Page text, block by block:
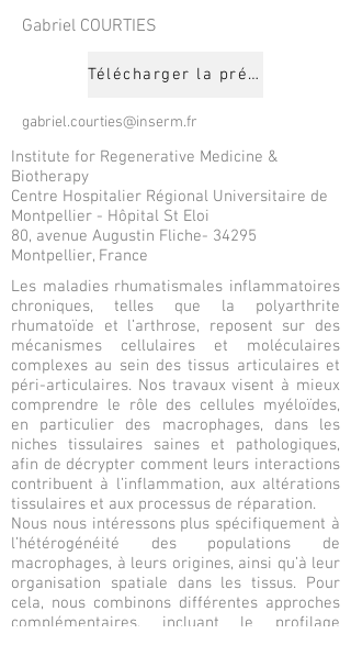
Gabriel COURTIES
Télécharger la présentation
gabriel.courties@inserm.fr
Institute for Regenerative Medicine &
Biotherapy
Centre Hospitalier Régional Universitaire de
Montpellier - Hôpital St Eloi
80, avenue Augustin Fliche- 34295
Montpellier, France
Les maladies rhumatismales inflammatoires
chroniques, telles que la polyarthrite
rhumatoïde et l’arthrose, reposent sur des
mécanismes cellulaires et moléculaires
complexes au sein des tissus articulaires et
péri-articulaires. Nos travaux visent à mieux
comprendre le rôle des cellules myéloïdes,
en particulier des macrophages, dans les
niches tissulaires saines et pathologiques,
afin de décrypter comment leurs interactions
contribuent à l’inflammation, aux altérations
tissulaires et aux processus de réparation.
Nous nous intéressons plus spécifiquement à
l’hétérogénéité des populations de
macrophages, à leurs origines, ainsi qu’à leur
organisation spatiale dans les tissus. Pour
cela, nous combinons différentes approches
complémentaires, incluant le profilage